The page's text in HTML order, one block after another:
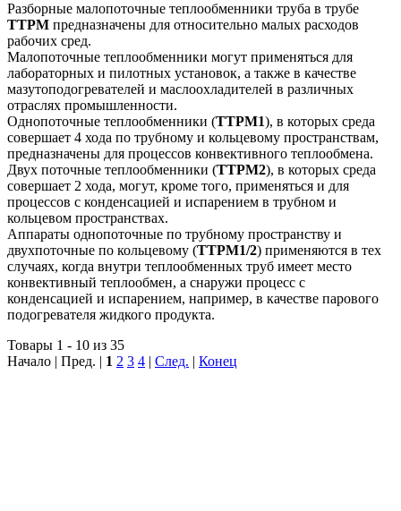
Разборные малопоточные теплообменники труба в трубе
ТТРМ предназначены для относительно малых расходов
рабочих сред.
Малопоточные теплообменники могут применяться для
лабораторных и пилотных установок, а также в качестве
мазутоподогревателей и маслоохладителей в различных
отраслях промышленности.
Однопоточные теплообменники (ТТРМ1), в которых среда
совершает 4 хода по трубному и кольцевому пространствам,
предназначены для процессов конвективного теплообмена.
Двух поточные теплообменники (ТТРМ2), в которых среда
совершает 2 хода, могут, кроме того, применяться и для
процессов с конденсацией и испарением в трубном и
кольцевом пространствах.
Аппараты однопоточные по трубному пространству и
двухпоточные по кольцевому (ТТРМ1/2) применяются в тех
случаях, когда внутри теплообменных труб имеет место
конвективный теплообмен, а снаружи процесс с
конденсацией и испарением, например, в качестве парового
подогревателя жидкого продукта.
Товары 1 - 10 из 35
Начало | Пред. | 1 2 3 4 След. Конец